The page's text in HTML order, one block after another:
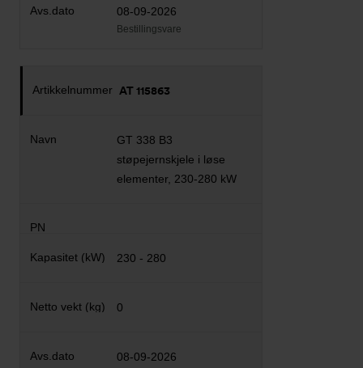
08-09-2026
Bestillingsvare
AT 115863
GT 338 B3
støpejernskjele i løse
elementer, 230-280 kW
230 - 280
0
08-09-2026